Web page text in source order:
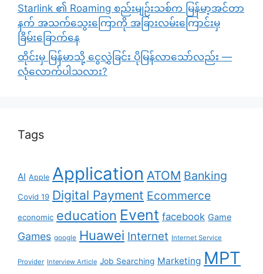
Starlink ၏ Roaming စည်းမျဉ်းသစ်က မြန်မာ့အင်တာ
နက် အသက်သွေးကြောကို အခြားလမ်းကြောင်းမှ
ခြိမ်းခြောက်နေ
ထိုင်းမှ မြန်မာသို့ ငွေလွှဲခြင်း ပိုမြန်လာသော်လည်း —
လုံလောက်ပါသလား?
Tags
AI Apple Application ATOM Banking
Covid 19 Digital Payment Ecommerce
economic education Event facebook Game
Games google Huawei Internet Internet Service
Provider Interview Article Job Searching Marketing MPT